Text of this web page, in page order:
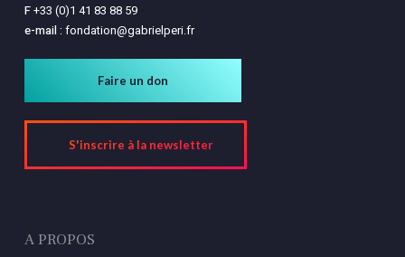
F+33 (0)1 41 83 88 59
e-mail : fondation@gabrielperi.fr
Faire un don
S'inscrire à la newsletter
A PROPOS